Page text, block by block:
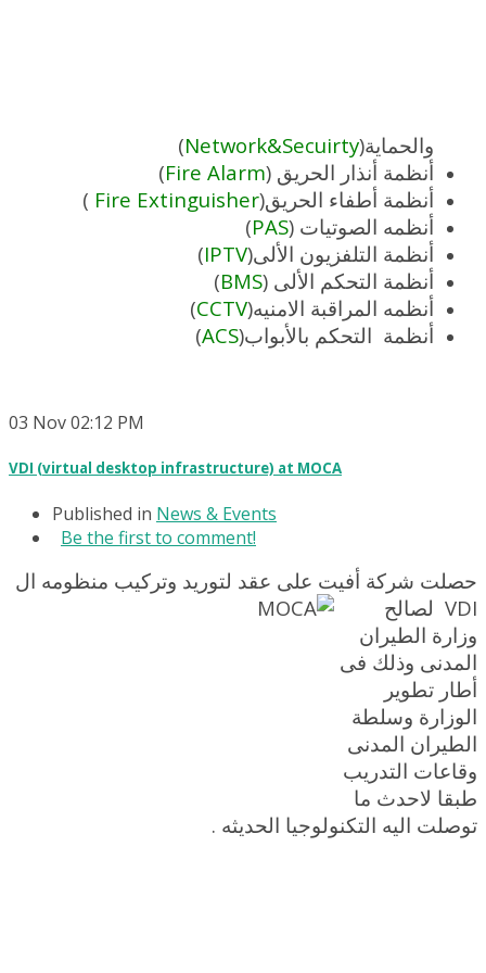
والحماية(Network&Secuirty
)
أنظمة أنذار الحريق (Fire Alarm
)
أنظمة أطفاء الحريق(Fire Extinguisher
)
أنظمه الصوتيات (PAS
)
أنظمة التلفزيون الألى(IPTV
)
أنظمة التحكم الألى (BMS
)
أنظمه المراقبة الامنيه(CCTV
)
أنظمة التحكم بالأبواب(ACS
)
03 Nov02:12 PM
VDI (virtual desktop infrastructure) at MOCA
Published in News & Events
Be the first to comment!
حصلت شركة أفيت على عقد لتوريد وتركيب منظومه ال
VDI لصالح
وزارة الطيران
المدنى وذلك فى
أطار تطوير
الوزارة وسلطة
الطيران المدنى
وقاعات التدريب
طبقا لاحدث ما
توصلت اليه التكنولوجيا الحديثه .